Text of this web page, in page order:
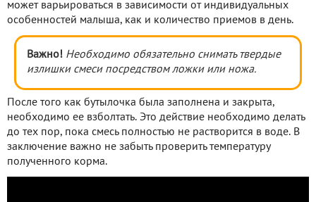
может варьироваться в зависимости от индивидуальных
особенностей малыша, как и количество приемов в день.
Важно! Необходимо обязательно снимать твердые
излишки смеси посредством ложки или ножа.
После того как бутылочка была заполнена и закрыта,
необходимо ее взболтать. Это действие необходимо делать
до тех пор, пока смесь полностью не растворится в воде. В
заключение важно не забыть проверить температуру
полученного корма.